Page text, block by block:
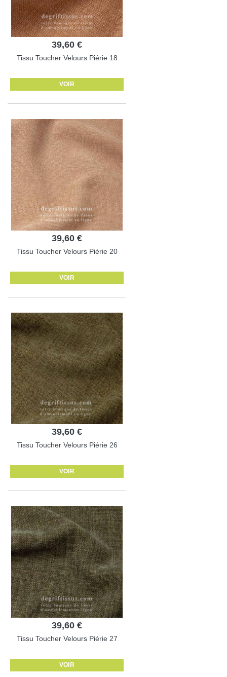
39,60 €
Tissu Toucher Velours Piérie 18
VOIR
39,60 €
Tissu Toucher Velours Piérie 20
VOIR
39,60 €
Tissu Toucher Velours Piérie 26
VOIR
39,60 €
Tissu Toucher Velours Piérie 27
VOIR